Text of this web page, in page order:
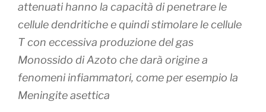
attenuati hanno la capacità di penetrare le
cellule dendritiche e quindi stimolare le cellule
T con eccessiva produzione del gas
Monossido di Azoto che darà origine a
fenomeni infiammatori, come per esempio la
Meningite asettica